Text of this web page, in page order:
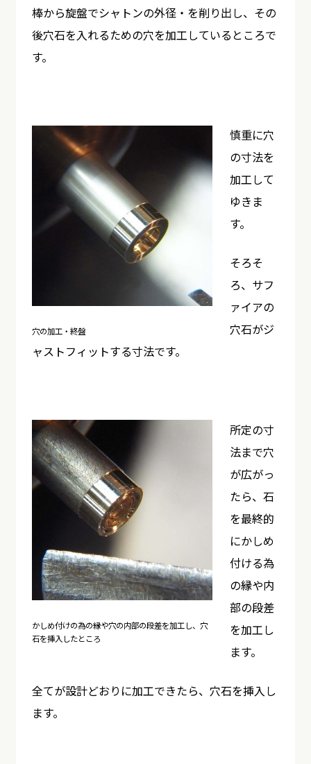
棒から旋盤でシャトンの外径・を削り出し、その
後穴石を入れるための穴を加工しているところで
す。
穴の加工・終盤
慎重に穴
の寸法を
加工して
ゆきま
す。
そろそ
ろ、サフ
ァイアの
穴石がジ
ャストフィットする寸法です。
かしめ付けの為の縁や穴の内部の段差を加工し、穴
石を挿入したところ
所定の寸
法まで穴
が広がっ
たら、石
を最終的
にかしめ
付ける為
の縁や内
部の段差
を加工し
ます。
全てが設計どおりに加工できたら、穴石を挿入し
ます。